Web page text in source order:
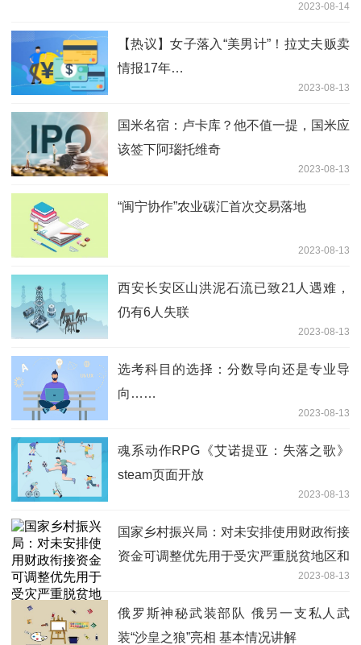
2023-08-14
【热议】女子落入“美男计”！拉丈夫贩卖
情报17年…
2023-08-13
国米名宿：卢卡库？他不值一提，国米应
该签下阿瑙托维奇
2023-08-13
“闽宁协作”农业碳汇首次交易落地
2023-08-13
西安长安区山洪泥石流已致21人遇难，
仍有6人失联
2023-08-13
选考科目的选择：分数导向还是专业导
向……
2023-08-13
魂系动作RPG《艾诺提亚：失落之歌》
steam页面开放
2023-08-13
国家乡村振兴局：对未安排使用财政衔接
资金可调整优先用于受灾严重脱贫地区和
2023-08-13
俄罗斯神秘武装部队 俄另一支私人武
装“沙皇之狼”亮相 基本情况讲解